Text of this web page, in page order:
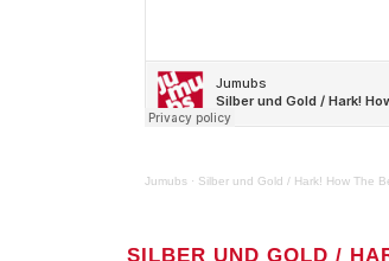
Jumubs · Silber und Gold / Hark! How The
SILBER UND GOLD /